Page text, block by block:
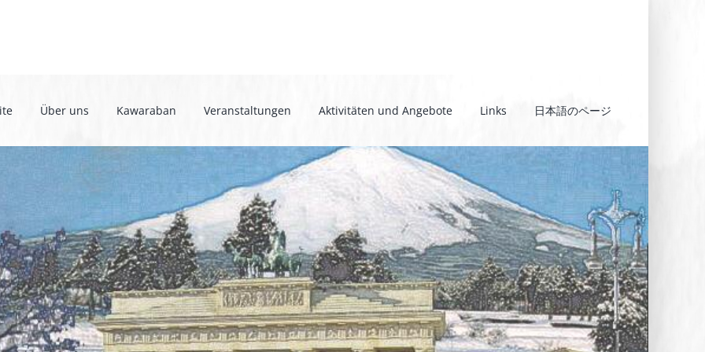
Über uns Kawaraban Veranstaltungen Aktivitäten und Angebote Links 日本語のページ